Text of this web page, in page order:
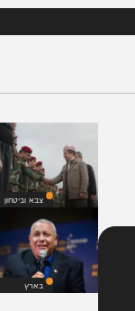
צבא וביטחון